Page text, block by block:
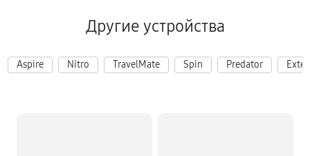
Другие устройства
Aspire Nitro TravelMate Spin Predator